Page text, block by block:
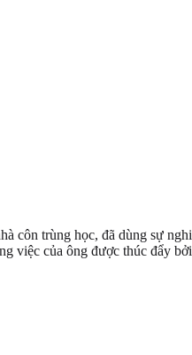
côn trùng học, đã dùng sự
việc của ông được thúc đẩy